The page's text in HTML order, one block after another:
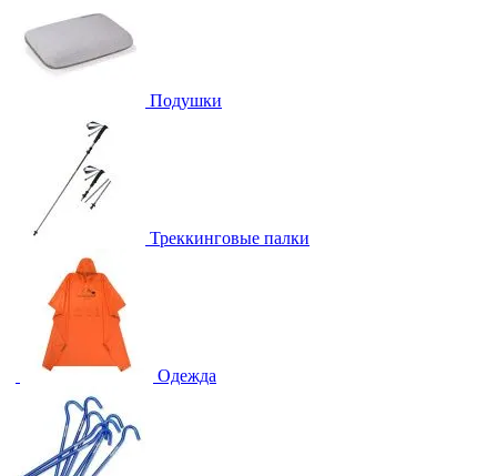
Подушки
Треккинговые палки
Одежда